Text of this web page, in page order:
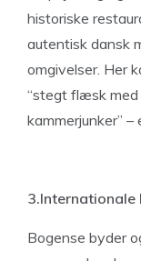
historiske
autentisk dansk
omgivelser. Her
“stegt flæsk med
kammerjunker”
3.Internationale
Bogense byder